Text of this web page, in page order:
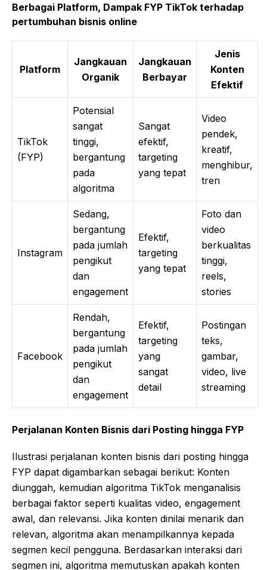
Berbagai Platform, Dampak FYP TikTok terhadap
pertumbuhan bisnis online
Platform
Jangkauan
Organik
Jangkauan
Berbayar
Jenis
Konten
Efektif
TikTok
(FYP)
Potensial
sangat
tinggi,
bergantung
pada
algoritma
Sangat
efektif,
targeting
yang tepat
Video
pendek,
kreatif,
menghibur,
tren
Instagram
Sedang,
bergantung
pada jumlah
pengikut
dan
engagement
Efektif,
targeting
yang tepat
Foto dan
video
berkualitas
tinggi,
reels,
stories
Facebook
Rendah,
bergantung
pada jumlah
pengikut
dan
engagement
Efektif,
targeting
yang
sangat
detail
Postingan
teks,
gambar,
video, live
streaming
Perjalanan Konten Bisnis dari Posting hingga FYP
Ilustrasi perjalanan konten bisnis dari posting hingga
FYP dapat digambarkan sebagai berikut: Konten
diunggah, kemudian algoritma TikTok menganalisis
berbagai faktor seperti kualitas video, engagement
awal, dan relevansi. Jika konten dinilai menarik dan
relevan, algoritma akan menampilkannya kepada
segmen kecil pengguna. Berdasarkan interaksi dari
segmen ini, algoritma memutuskan apakah konten